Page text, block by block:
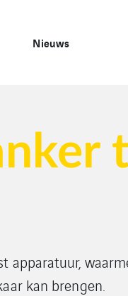
Nieuws
apparatuur,
kan brengen.